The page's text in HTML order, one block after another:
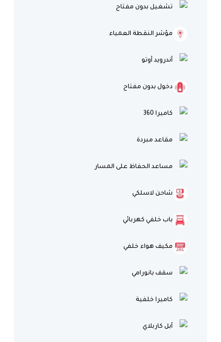
تشغيل بدون مفتاح
مؤشر النقطة العمياء
أندرويد أوتو
دخول بدون مفتاح
كاميرا 360
مقاعد مبردة
مساعد الحفاظ على المسار
شاحن لاسلكي
باب خلفي كهربائي
مكيف هواء خلفي
سقف بانورامي
كاميرا خلفية
آبل كاربلاي